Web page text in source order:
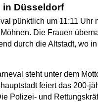
in Düsseldorf
pünktlich um 11:11 Uhr
Die Frauen
durch die Altstadt, wo
steht unter dem
feiert das 200-
Polizei- und